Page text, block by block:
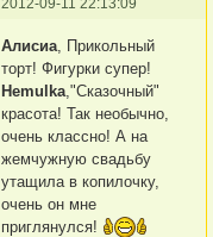
2012-09-11 22:13:09
Алисиа , Прикольный
торт! Фигурки супер!
Hemulka ,"Сказочный"
красота! Так необычно,
очень классно! А на
жемчужную свадьбу
утащила в копилочку,
очень он мне
приглянулся!